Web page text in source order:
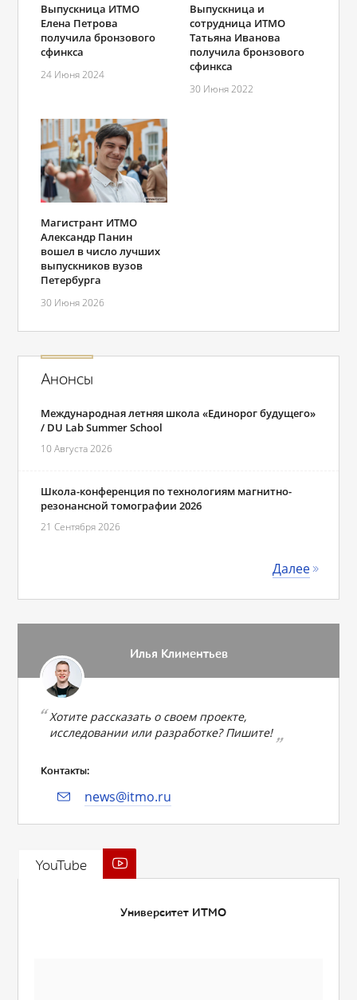
Выпускница ИТМО
Елена Петрова
получила бронзового
сфинкса
24 Июня 2024
Выпускница и
сотрудница ИТМО
Татьяна Иванова
получила бронзового
сфинкса
30 Июня 2022
Магистрант ИТМО
Александр Панин
вошел в число лучших
выпускников вузов
Петербурга
30 Июня 2026
Анонсы
Международная летняя школа «Единорог будущего»
/ DU Lab Summer School
10 Августа 2026
Школа-конференция по технологиям магнитно-
резонансной томографии 2026
21 Сентября 2026
Далее
Илья Климентьев
Хотите рассказать о своем проекте,
исследовании или разработке? Пишите!
Контакты:
news@itmo.ru
YouTube
Университет ИТМО